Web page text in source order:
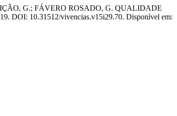
G.; FÁVERO ROSADO, G. QUALIDADE
DOI: 10.31512/vivencias.v15i29.70. Disponível em: